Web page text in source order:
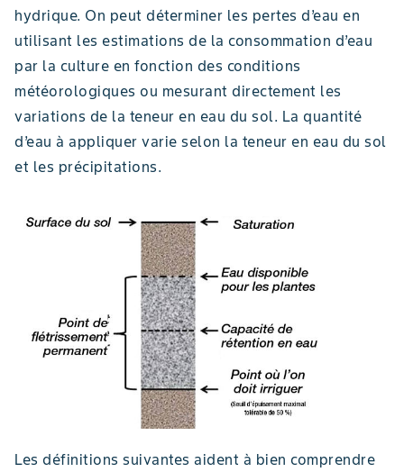
hydrique. On peut déterminer les pertes d’eau en
utilisant les estimations de la consommation d’eau
par la culture en fonction des conditions
météorologiques ou mesurant directement les
variations de la teneur en eau du sol. La quantité
d’eau à appliquer varie selon la teneur en eau du sol
et les précipitations.
Les définitions suivantes aident à bien comprendre